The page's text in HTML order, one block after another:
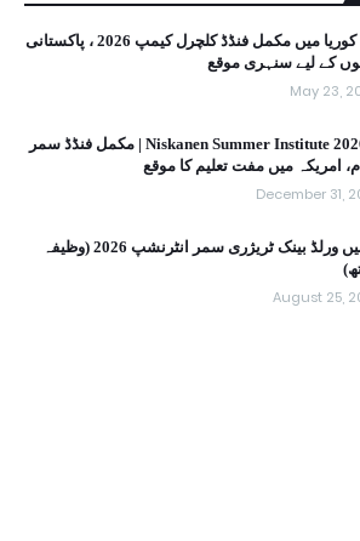
جنوبی کوریا میں مکمل فنڈڈ کلچرل کیمپ 2026 ، پاکستانی
کے لیے سنہری موقع
May 23,
Niskanen Summer Institute 2026 USA | مکمل فنڈڈ سمر
امریکہ میں مفت تعلیم کا موقع
December 31,
USA میں ورلڈ بینک ٹریژری سمر انٹرنشپ 2026 (وظیفہ
August 25,